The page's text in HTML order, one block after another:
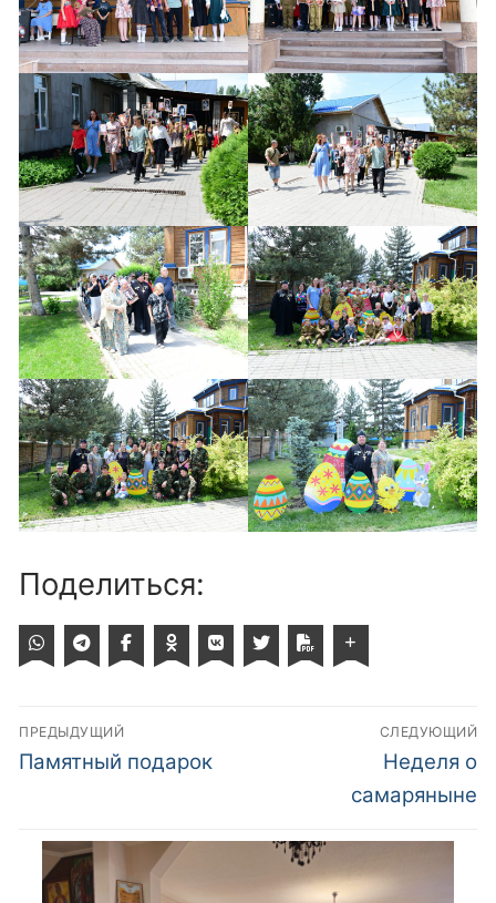
Поделиться:
Навигация
по
ПРЕДЫДУЩИЙ
Предыдущий
Памятный подарок
СЛЕДУЮЩИЙ
Следующий
пост:
Неделя о
самаряныне